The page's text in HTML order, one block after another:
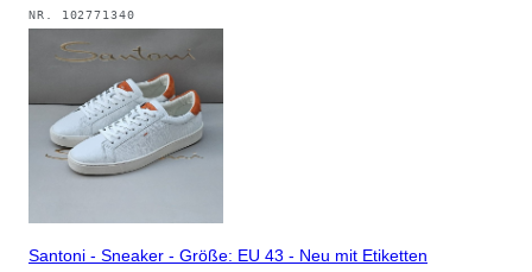
NR. 102771340
Santoni - Sneaker - Größe: EU 43 - Neu mit Etiketten